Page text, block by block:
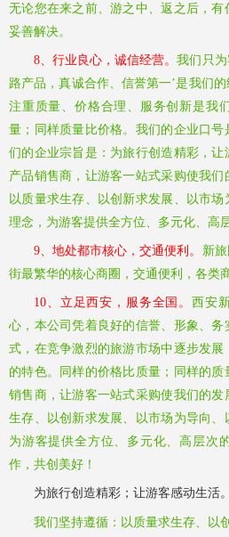
无论您在来之前、游之中、返之后，
妥善解决。
8、行业良心，诚信经营。我们只
路产品，真诚合作、信誉第一’是我们
注重质量、价格合理、服务创新是我
量；同样质量比价格。我们的企业口
们的企业宗旨是：为旅行创造精彩，
产品销售商，让游客一站式采购使我们
以质量求生存、以创新求发展、以市
理念，为游客提供全方位、多元化、高
9、地处都市核心，交通便利。 新
街最繁华的核心商圈，交通便利，各类
10、立足西安，服务全国。西安
心，本公司凭着良好的信誉、形象、
式，在竞争激烈的旅游市场中逐步发
的特色。同样的价格比质量；同样的
销售商，让游客一站式采购使我们的
生存、以创新求发展、以市场为导向
为游客提供全方位、多元化、高层次
作，共创美好！
为旅行创造精彩；让游客感动生活。
我们坚持遵循：以质量求生存、以